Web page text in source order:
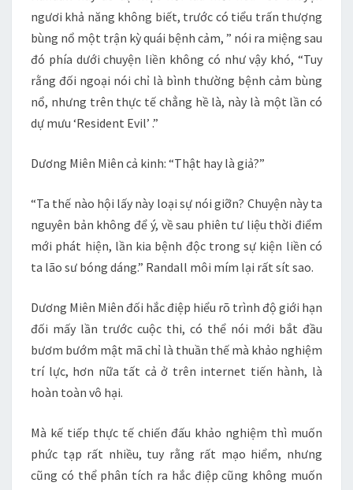
ngươi khả năng không biết, trước có tiểu trấn thượng
bùng nổ một trận kỳ quái bệnh cảm, ” nói ra miệng sau
đó phía dưới chuyện liền không có như vậy khó, “Tuy
rằng đối ngoại nói chỉ là bình thường bệnh cảm bùng
nổ, nhưng trên thực tế chẳng hề là, này là một lần có
dự mưu ‘Resident Evil’ .”
Dương Miên Miên cả kinh: “Thật hay là giả?”
“Ta thế nào hội lấy này loại sự nói giỡn? Chuyện này ta
nguyên bản không để ý, về sau phiên tư liệu thời điểm
mới phát hiện, lần kia bệnh độc trong sự kiện liền có
ta lão sư bóng dáng.” Randall môi mím lại rất sít sao.
Dương Miên Miên đối hắc điệp hiểu rõ trình độ giới hạn
đối mấy lần trước cuộc thi, có thể nói mới bắt đầu
bươm bướm mật mã chỉ là thuần thế mà khảo nghiệm
trí lực, hơn nữa tất cả ở trên internet tiến hành, là
hoàn toàn vô hại.
Mà kế tiếp thực tế chiến đấu khảo nghiệm thì muốn
phức tạp rất nhiều, tuy rằng rất mạo hiểm, nhưng
cũng có thể phân tích ra hắc điệp cũng không muốn